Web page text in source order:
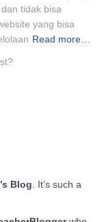
tidak bisa
yang bisa
Read more…
Blog . It’s such a